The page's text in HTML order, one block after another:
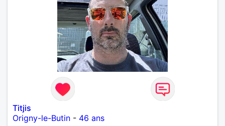
Titjis
Origny-le-Butin - 46 ans